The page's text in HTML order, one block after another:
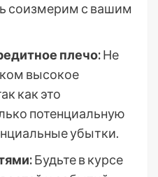
соизмерим с вашим
плечо:Не
высокое
как это
потенциальную
убытки.
Будьте в курсе